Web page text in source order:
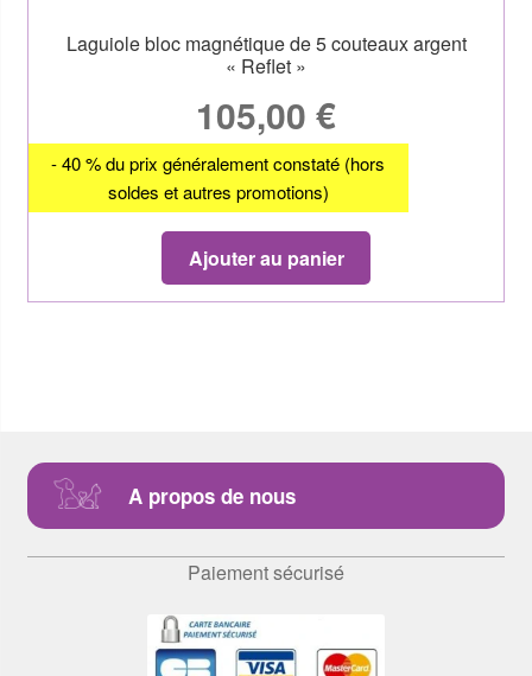
Laguiole bloc magnétique de 5 couteaux argent
« Reflet »
105,00 €
- 40 % du prix généralement constaté (hors
soldes et autres promotions)
Ajouter au panier
A propos de nous
Paiement sécurisé